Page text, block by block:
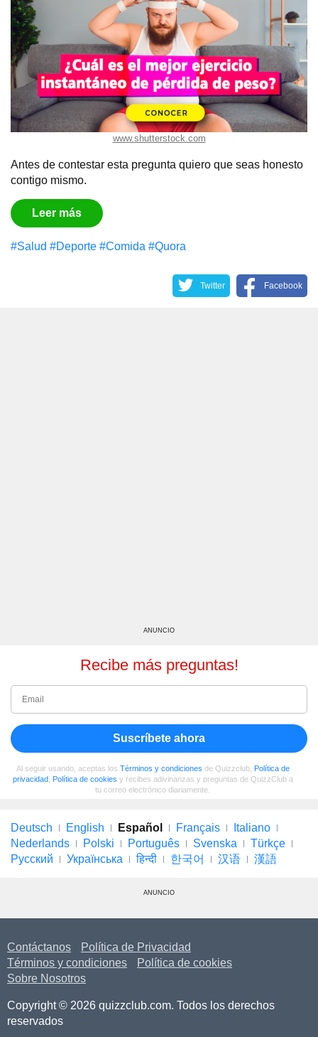
www.shutterstock.com
Antes de contestar esta pregunta quiero que seas honesto
contigo mismo.
Leer más
#Salud #Deporte #Comida #Quora
Twitter Facebook
ANUNCIO
Recibe más preguntas!
Suscríbete ahora
Al seguir usando, aceptas los Términos y condiciones de Quizzclub, Política de
privacidad, Política de cookies y recibes adivinanzas y preguntas de QuizzClub a
tu correo electrónico diariamente.
Deutsch English Español Français
Italiano
Nederlands
Polski Português Svenska
Türkçe
Русский
Українська हिन्दी 한국어 汉语 漢語
ANUNCIO
Contáctanos
Política de Privacidad
Términos y condiciones
Política de cookies
Sobre Nosotros
Copyright © 2026 quizzclub.com. Todos los derechos
reservados